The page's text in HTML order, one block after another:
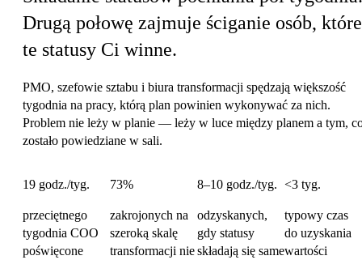
Drugą połowę zajmuje ściganie osób, które
te statusy Ci winne.
PMO, szefowie sztabu i biura transformacji spędzają większość
tygodnia na pracy, którą plan powinien wykonywać za nich.
Problem nie leży w planie — leży w luce między planem a tym,
zostało powiedziane w sali.
19 godz./tyg.
przeciętnego
tygodnia COO
poświęcone
73%
zakrojonych na
szeroką skalę
transformacji nie
8–10 godz./tyg.
odzyskanych,
gdy statusy
składają się same
<3 tyg.
typowy czas
do uzyskania
wartości